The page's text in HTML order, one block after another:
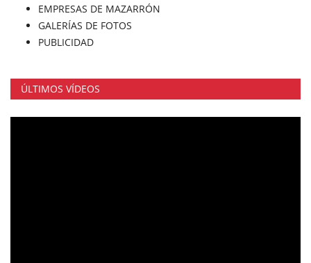
EMPRESAS DE MAZARRÓN
GALERÍAS DE FOTOS
PUBLICIDAD
ÚLTIMOS VÍDEOS